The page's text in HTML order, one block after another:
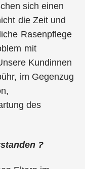
sich einen
die Zeit und
Rasenpflege
mit
Kundinnen
im Gegenzug
des
?